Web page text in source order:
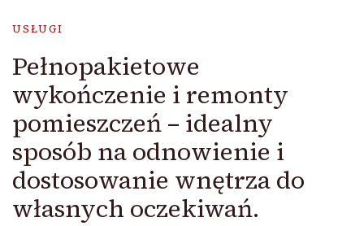
USŁUGI
Pełnopakietowe
wykończenie i remonty
pomieszczeń – idealny
sposób na odnowienie i
dostosowanie wnętrza do
własnych oczekiwań.